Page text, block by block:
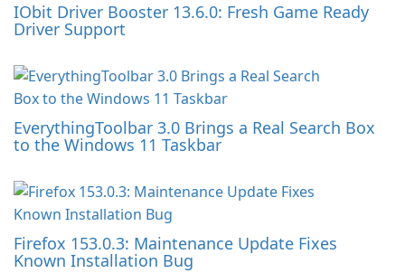
IObit Driver Booster 13.6.0: Fresh Game Ready
Driver Support
EverythingToolbar 3.0 Brings a Real Search Box
to the Windows 11 Taskbar
Firefox 153.0.3: Maintenance Update Fixes
Known Installation Bug